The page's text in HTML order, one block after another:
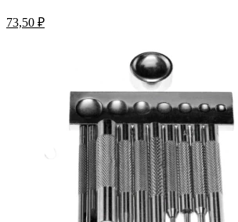
73,50 ₽